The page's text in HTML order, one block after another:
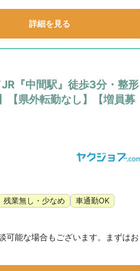
詳細を見る
『中間駅』徒歩3分・整形
【県外転勤なし】【増員募
残業無し・少なめ
車通勤OK
能な場合もございます。まずはお